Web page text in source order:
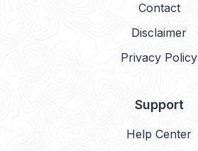
Contact
Disclaimer
Privacy Policy
Support
Help Center